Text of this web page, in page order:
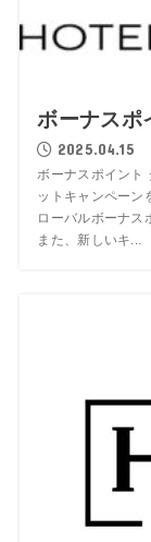
ボーナスポ
2025.04.15
ボーナスポイント
ットキャンペーン
ローバルボーナス
また、新しいキ...